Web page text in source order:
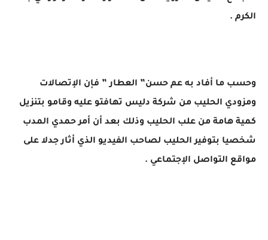
الكرم .
وحسب ما أفاد به عم حسن” العطار ” فإن الإتصالات
ومزودي الحليب من شركة دليس تهافتو عليه وقامو بتنزيل
كمية هامة من علب الحليب وذلك بعد أن أمر حمدي المدب
شخصيا بتوفير الحليب لصاحب الفيديو الذي أثار جدلا على
مواقع التواصل الإجتماعي .